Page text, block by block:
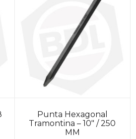
Punta Hexagonal
Tramontina – 10″ / 250
MM